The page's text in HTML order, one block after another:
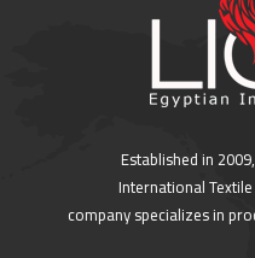
Established in
International
company specializes in